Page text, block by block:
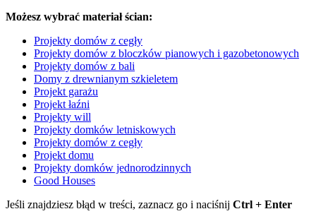
Możesz wybrać materiał ścian:
Projekty domów z cegły
Projekty domów z bloczków pianowych i gazobetonowych
Projekty domów z bali
Domy z drewnianym szkieletem
Projekt garażu
Projekt łaźni
Projekty will
Projekty domków letniskowych
Projekty domów z cegły
Projekt domu
Projekty domków jednorodzinnych
Good Houses
Jeśli znajdziesz błąd w treści, zaznacz go i naciśnij Ctrl + Enter